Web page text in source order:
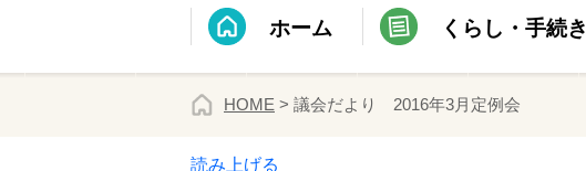
ホーム くらし・手続き
HOME > 議会だより 2016年3月定例会
読み上げる